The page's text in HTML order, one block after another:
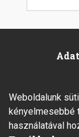
Footer
Weboldalunk
kényelmesebbé
használatával